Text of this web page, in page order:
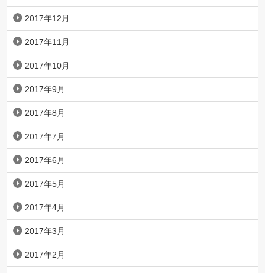
2017年12月
2017年11月
2017年10月
2017年9月
2017年8月
2017年7月
2017年6月
2017年5月
2017年4月
2017年3月
2017年2月